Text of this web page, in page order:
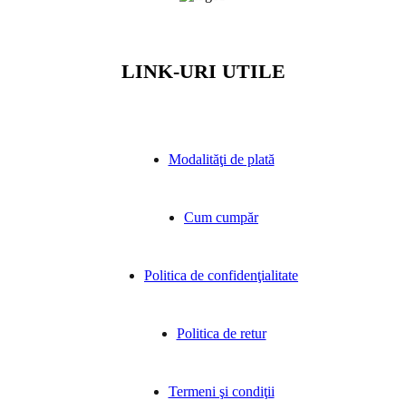
LINK-URI UTILE
Modalităţi de plată
Cum cumpăr
Politica de confidenţialitate
Politica de retur
Termeni şi condiţii